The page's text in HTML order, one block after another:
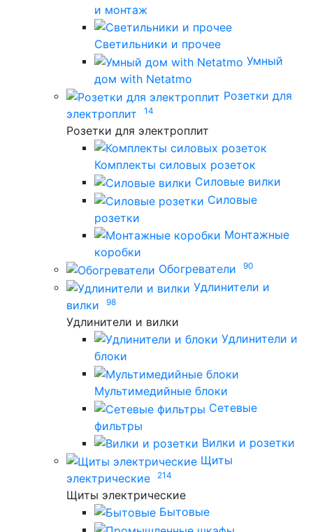
и монтаж
Светильники и прочее
Умный
дом with Netatmo
Розетки для
электроплит
14
Розетки для электроплит
Комплекты силовых розеток
Силовые вилки
Силовые
розетки
Монтажные
коробки
Обогреватели
90
Удлинители и
вилки
98
Удлинители и вилки
Удлинители и
блоки
Мультимедийные блоки
Сетевые
фильтры
Вилки и розетки
Щиты
электрические
214
Щиты электрические
Бытовые